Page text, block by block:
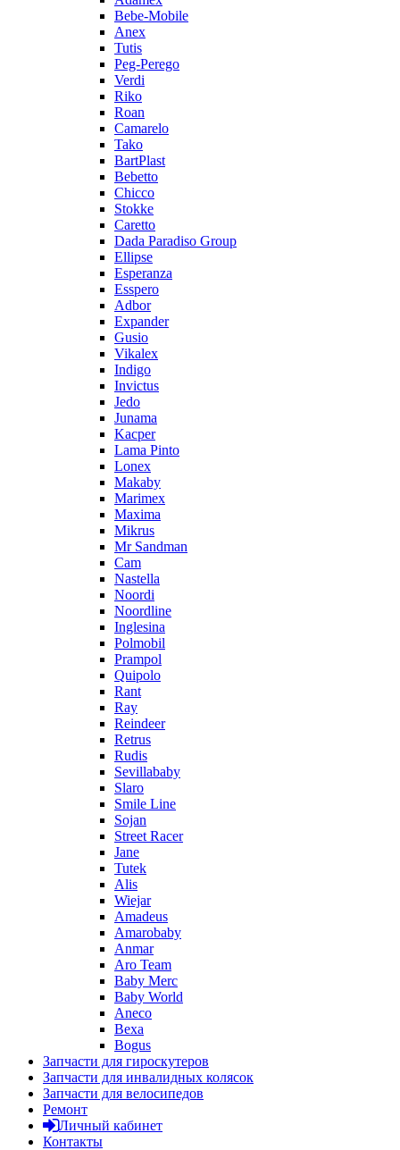
Bebe-Mobile
Anex
Tutis
Peg-Perego
Verdi
Riko
Roan
Camarelo
Tako
BartPlast
Bebetto
Chicco
Stokke
Caretto
Dada Paradiso Group
Ellipse
Esperanza
Esspero
Adbor
Expander
Gusio
Vikalex
Indigo
Invictus
Jedo
Junama
Kacper
Lama Pinto
Lonex
Makaby
Marimex
Maxima
Mikrus
Mr Sandman
Cam
Nastella
Noordi
Noordline
Inglesina
Polmobil
Prampol
Quipolo
Rant
Ray
Reindeer
Retrus
Rudis
Sevillababy
Slaro
Smile Line
Sojan
Street Racer
Jane
Tutek
Alis
Wiejar
Amadeus
Amarobaby
Anmar
Aro Team
Baby Merc
Baby World
Aneco
Bexa
Bogus
Запчасти для гироскутеров
Запчасти для инвалидных колясок
Запчасти для велосипедов
Ремонт
Личный кабинет
Контакты